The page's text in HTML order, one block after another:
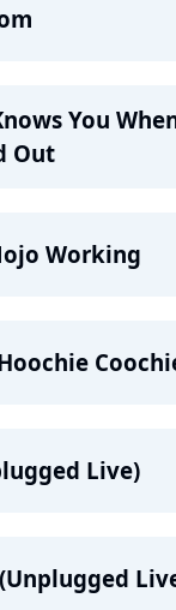
You
Out
Working
Live)